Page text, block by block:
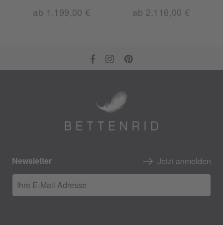
ab 1.199,00 € ab 2.116,00 €
Newsletter Jetzt anmelden
Ihre E-Mail Adresse